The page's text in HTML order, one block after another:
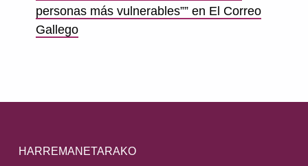
personas más vulnerables”” en El Correo
Gallego
HARREMANETARAKO